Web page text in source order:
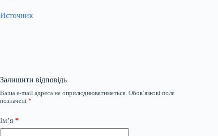
Источник
Залишити відповідь
Ваша e-mail адреса не оприлюднюватиметься. Обов’язкові поля
позначені *
Ім’я *